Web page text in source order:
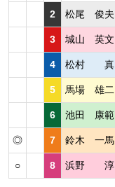
2 松尾 俊夫
3 城山 英文
4 松村 真
5 馬場 雄二
6 池田 康範
◎ 7 鈴木 一馬
○ 8 浜野 淳